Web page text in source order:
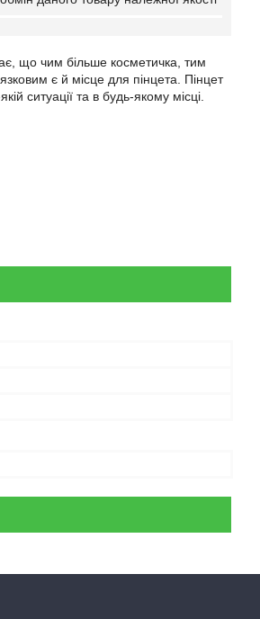
що чим більше косметичка, тим
є й місце для пінцета. Пінцет
ситуації та в будь-якому місці.